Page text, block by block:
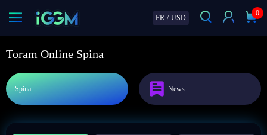
FR / USD
0
Toram Online Spina
Spina News